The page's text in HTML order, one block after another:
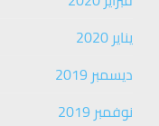
يناير 2020
ديسمبر 2019
نوفمبر 2019